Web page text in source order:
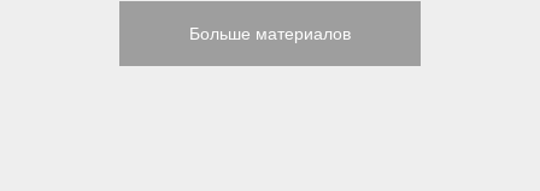
Больше материалов